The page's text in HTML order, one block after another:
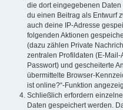
die dort eingegebenen
du einen Beitrag als Entwurf
auch deine IP-Adresse
folgenden Aktionen
(dazu zählen Private
zentralen Profildaten (E-
Passwort) und gescheiterte
übermittelte Browser-
ist online?“-Funktion
Schließlich erfordern
Daten gespeichert werden.